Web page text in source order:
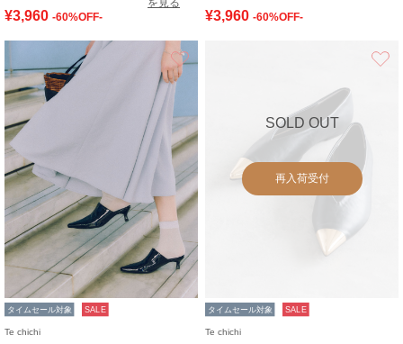
¥3,960 -60%OFF- ¥3,960 -60%OFF-
タイムセール対象 SALE
Te chichi
SOLD OUT
再入荷受付
タイムセール対象 SALE
Te chichi